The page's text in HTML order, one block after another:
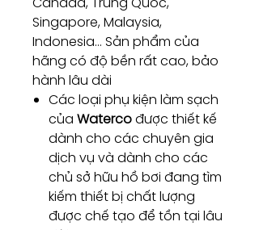
Singapore, Malaysia,
Indonesia… Sản phẩm của
hãng có độ bền rất cao, bảo
hành lâu dài
Các loại phụ kiện làm sạch
của Watercođược thiết kế
dành cho các chuyên gia
dịch vụ và dành cho các
chủ sở hữu hồ bơi đang tìm
kiếm thiết bị chất lượng
được chế tạo để tồn tại lâu